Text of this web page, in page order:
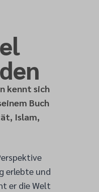
kennt sich
Buch
Islam,
erlebte und
er die Welt